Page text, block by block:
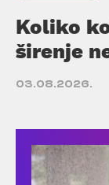
Koliko
širenje
03.08.2026.